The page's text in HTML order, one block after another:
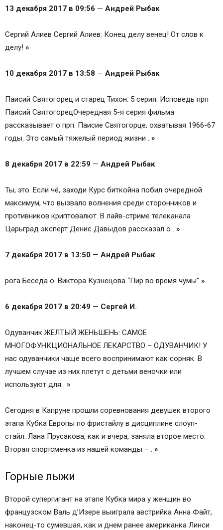
13 декабря 2017 в 09:56 — Андрей Рыбак
Сергий Алиев Сергий Алиев: Конец делу венец! От слов к
делу! »
10 декабря 2017 в 13:58 — Андрей Рыбак
Паисий Святогорец и старец Тихон. 5 серия. Исповедь прп
Паисий СвятогорецОчередная 5-я серия фильма
рассказывает о прп. Паисие Святогорце, охватывая 1966-67
годы. Это самый тяжелый период жизни . »
8 декабря 2017 в 22:59 — Андрей Рыбак
Ты, это. Если чё, заходи Курс биткойна побил очередной
максимум, что вызвало волнения среди сторонников и
противников криптовалют. В лайв-стриме телеканала
Царьград эксперт Денис Давыдов рассказал о . »
7 декабря 2017 в 13:50 — Андрей Рыбак
рога Беседа о. Виктора Кузнецова “Пир во время чумы” »
6 декабря 2017 в 20:49 — Сергей И.
Одуванчик ЖЕЛТЫЙ ЖЕНЬШЕНЬ: САМОЕ
МНОГОФУНКЦИОНАЛЬНОЕ ЛЕКАРСТВО – ОДУВАНЧИК! У
нас одуванчики чаще всего воспринимают как сорняк. В
лучшем случае из них плетут с детьми веночки или
используют для . »
Сегодня в Капруне прошли соревнования девушек второго
этапа Кубка Европы по фристайлу в дисциплине слоуп-
стайл. Лана Прусакова, как и вчера, заняла второе место.
Вторая спортсменка из нашей команды – . »
Горные лыжи
Второй супергигант на этапе Кубка мира у женщин во
французском Валь д’Изере выиграла австрийка Анна Файт,
наконец-то сумевшая, как и днем ранее американка Линси